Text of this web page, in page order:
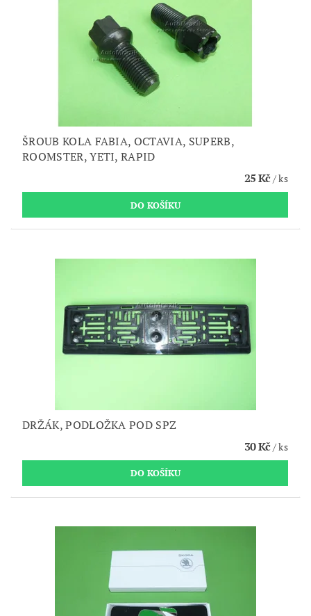
ŠROUB KOLA FABIA, OCTAVIA, SUPERB,
ROOMSTER, YETI, RAPID
25 Kč/ ks
DRŽÁK, PODLOŽKA POD SPZ
30 Kč/ ks